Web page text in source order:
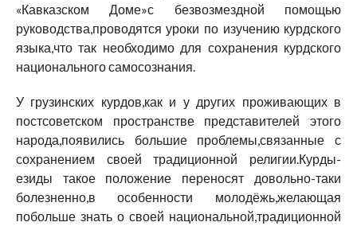
«Кавказском Доме»с безвозмездной помощью
руководства,проводятся уроки по изучению курдского
языка,что так необходимо для сохранения курдского
национального самосознания.
У грузинских курдов,как и у других проживающих в
постсоветском пространстве представителей этого
народа,появились большие проблемы,связанные с
сохранением своей традиционной религии.Курды-
езиды такое положение переносят довольно-таки
болезненно,в особенности молодёжь,желающая
побольше знать о своей национальной,традиционной